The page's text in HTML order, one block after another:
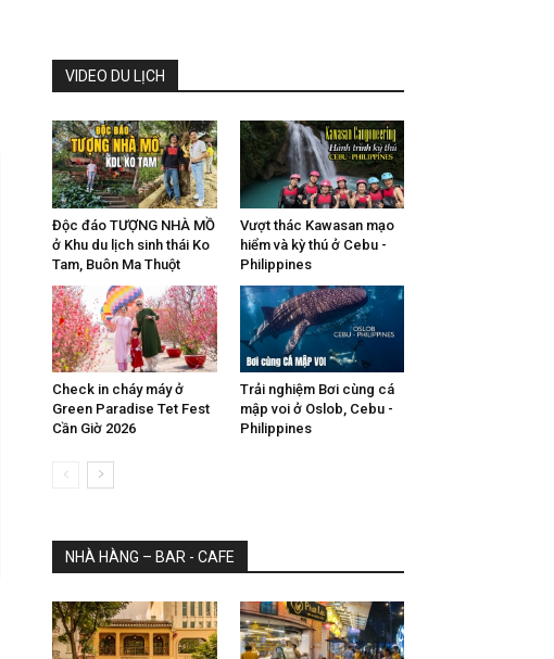
VIDEO DU LỊCH
Độc đáo TƯỢNG NHÀ MỒ
ở Khu du lịch sinh thái Ko
Tam, Buôn Ma Thuột
Vượt thác Kawasan mạo
hiểm và kỳ thú ở Cebu -
Philippines
Check in cháy máy ở
Green Paradise Tet Fest
Cần Giờ 2026
Trải nghiệm Bơi cùng cá
mập voi ở Oslob, Cebu -
Philippines
NHÀ HÀNG – BAR - CAFE